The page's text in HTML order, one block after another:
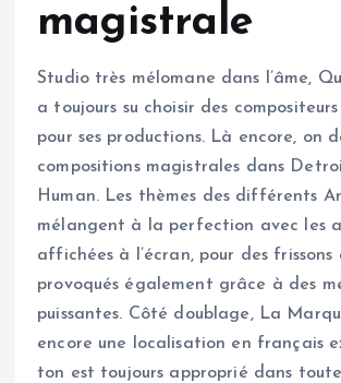
magistrale
Studio très mélomane dans l’âme,
a toujours su choisir des
pour ses productions. Là encore, on
compositions magistrales dans
Human. Les thèmes des différents
mélangent à la perfection avec les
affichées à l’écran, pour des frissons
provoqués également grâce à des
puissantes. Côté doublage, La
encore une localisation en français
ton est toujours approprié dans